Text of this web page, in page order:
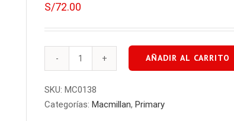
S/72.00
CURIOUS
ACTIVITY
BOOK
AÑADIR AL CARRITO
SKU: MC0138
Categorías: Macmillan, Primary